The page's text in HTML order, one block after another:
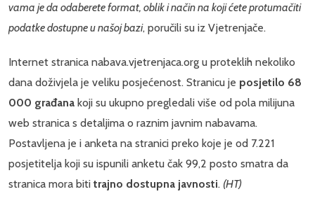
vama je da odaberete format, oblik i način na koji ćete protumačiti
podatke dostupne u našoj bazi, poručili su iz Vjetrenjače.
Internet stranica nabava.vjetrenjaca.org u proteklih nekoliko
dana doživjela je veliku posjećenost. Stranicu je posjetilo 68
000 građana koji su ukupno pregledali više od pola milijuna
web stranica s detaljima o raznim javnim nabavama.
Postavljena je i anketa na stranici preko koje je od 7.221
posjetitelja koji su ispunili anketu čak 99,2 posto smatra da
stranica mora biti trajno dostupna javnosti. (HT)